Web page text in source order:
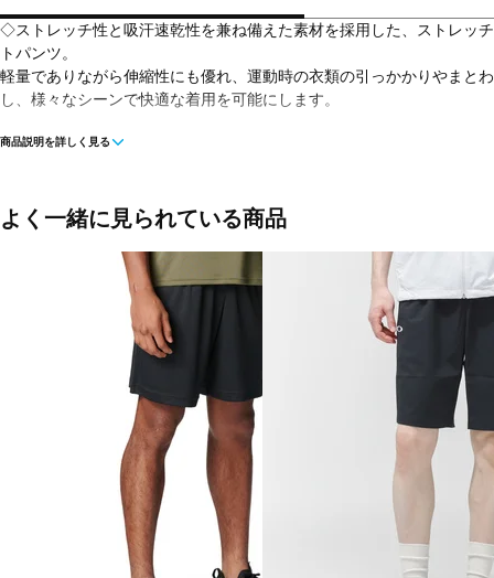
◇ストレッチ性と吸汗速乾性を兼ね備えた素材を採用した、ストレッ
トパンツ。
軽量でありながら伸縮性にも優れ、運動時の衣類の引っかかりやまと
し、様々なシーンで快適な着用を可能にします。
■カラー(メーカー表記)：
ブラック(021：PITCH BLACK)
■素材：ポリエステル100％
■生産国：カンボジア
■2026 Spring＆Summer モデル
■メーカー型番：FOA409068
商品説明を詳しく見る
よく一緒に見られている商品